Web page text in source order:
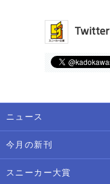
Twitter
ニュース
今月の新刊
スニーカー大賞